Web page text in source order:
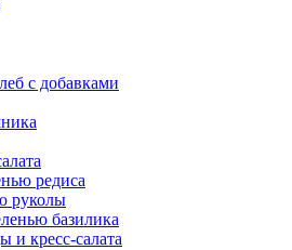
с добавками
редиса
руколы
базилика
и кресс-салата